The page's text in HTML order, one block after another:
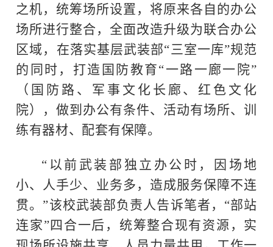
之机，统筹场所设置，将原来各自的办公
场所进行整合，全面改造升级为联合办公
区域，在落实基层武装部“三室一库”规范
的同时，打造国防教育“一路一廊一院”
（国防路、军事文化长廊、红色文化
院），做到办公有条件、活动有场所、训
练有器材、配套有保障。
“以前武装部独立办公时，因场地
小、人手少、业务多，造成服务保障不连
贯。”该校武装部负责人告诉笔者，“部站
连家”四合一后，统筹整合现有资源，实